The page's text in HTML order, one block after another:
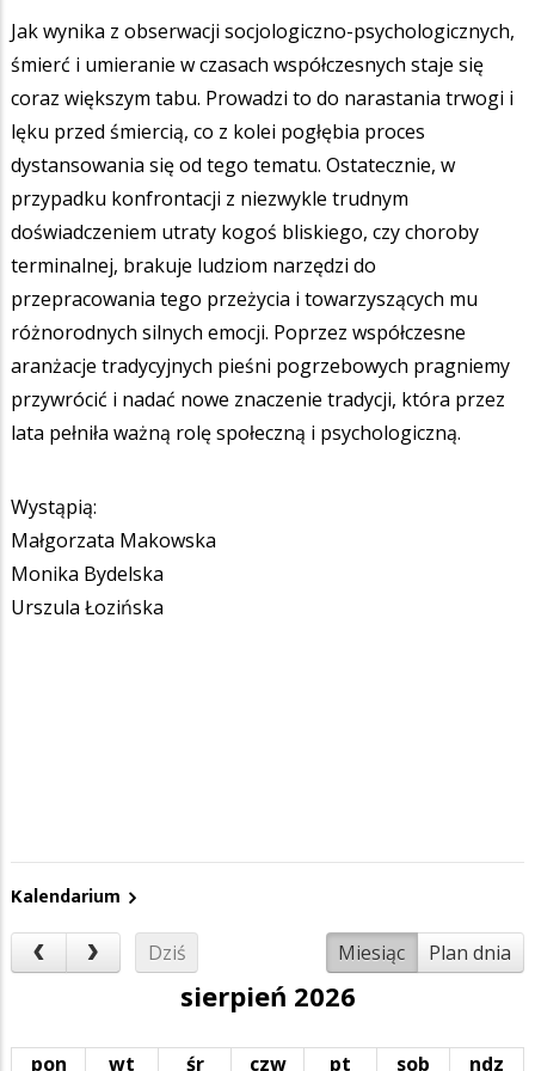
Jak wynika z obserwacji socjologiczno-psychologicznych,
śmierć i umieranie w czasach współczesnych staje się
coraz większym tabu. Prowadzi to do narastania trwogi i
lęku przed śmiercią, co z kolei pogłębia proces
dystansowania się od tego tematu. Ostatecznie, w
przypadku konfrontacji z niezwykle trudnym
doświadczeniem utraty kogoś bliskiego, czy choroby
terminalnej, brakuje ludziom narzędzi do
przepracowania tego przeżycia i towarzyszących mu
różnorodnych silnych emocji. Poprzez współczesne
aranżacje tradycyjnych pieśni pogrzebowych pragniemy
przywrócić i nadać nowe znaczenie tradycji, która przez
lata pełniła ważną rolę społeczną i psychologiczną.
Wystąpią:
Małgorzata Makowska
Monika Bydelska
Urszula Łozińska
Kalendarium
Dziś Miesiąc Plan dnia
sierpień 2026
pon wt śr czw pt sob ndz